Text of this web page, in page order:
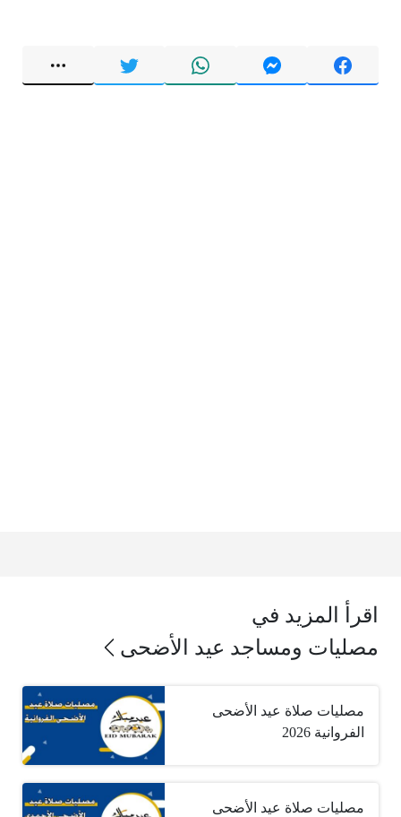
اقرأ المزيد في
مصليات ومساجد عيد الأضحى
مصليات صلاة عيد الأضحى
الفروانية 2026
مصليات صلاة عيد الأضحى